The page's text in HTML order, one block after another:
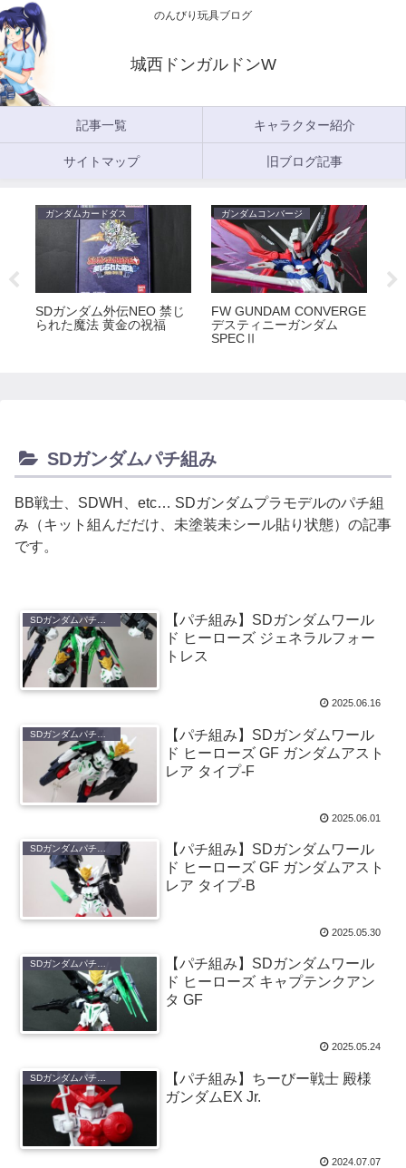
のんびり玩具ブログ
城西ドンガルドンW
記事一覧 キャラクター紹介
サイトマップ 旧ブログ記事
ガンダムカードダス
SDガンダム外伝NEO 禁じ
られた魔法 黄金の祝福
ガンダムコンバージ
FW GUNDAM CONVERGE
デスティニーガンダム
SPECⅡ
SDガンダムパチ組み
BB戦士、SDWH、etc… SDガンダムプラモデルのパチ組
み（キット組んだだけ、未塗装未シール貼り状態）の記事
です。
【パチ組み】SDガンダムワール
ド ヒーローズ ジェネラルフォー
トレス
2025.06.16
【パチ組み】SDガンダムワール
ド ヒーローズ GF ガンダムアスト
レア タイプ-F
2025.06.01
【パチ組み】SDガンダムワール
ド ヒーローズ GF ガンダムアスト
レア タイプ-B
2025.05.30
【パチ組み】SDガンダムワール
ド ヒーローズ キャプテンクアン
タ GF
2025.05.24
【パチ組み】ちーびー戦士 殿様
ガンダムEX Jr.
2024.07.07